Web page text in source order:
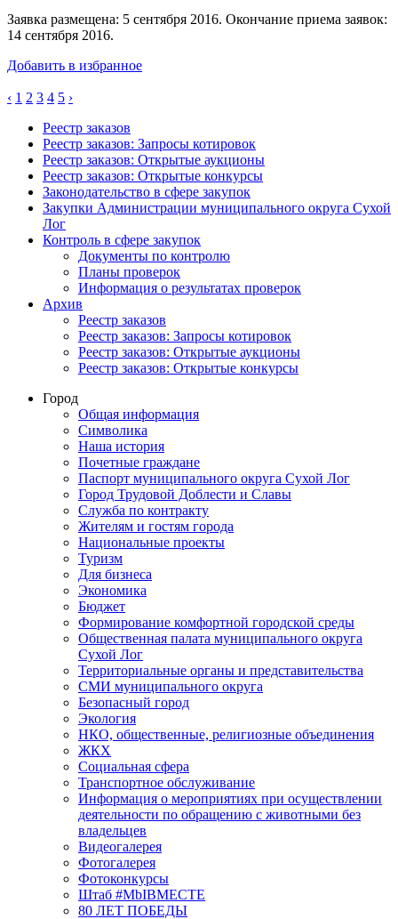
Заявка размещена: 5 сентября 2016. Окончание приема заявок:
14 сентября 2016.
Добавить в избранное
‹ 1 2 3 4 5 ›
Реестр заказов
Реестр заказов: Запросы котировок
Реестр заказов: Открытые аукционы
Реестр заказов: Открытые конкурсы
Законодательство в сфере закупок
Закупки Администрации муниципального округа Сухой
Лог
Контроль в сфере закупок
Документы по контролю
Планы проверок
Информация о результатах проверок
Архив
Реестр заказов
Реестр заказов: Запросы котировок
Реестр заказов: Открытые аукционы
Реестр заказов: Открытые конкурсы
Город
Общая информация
Символика
Наша история
Почетные граждане
Паспорт муниципального округа Сухой Лог
Город Трудовой Доблести и Славы
Служба по контракту
Жителям и гостям города
Национальные проекты
Туризм
Для бизнеса
Экономика
Бюджет
Формирование комфортной городской среды
Общественная палата муниципального округа
Сухой Лог
Территориальные органы и представительства
СМИ муниципального округа
Безопасный город
Экология
НКО, общественные, религиозные объединения
ЖКХ
Социальная сфера
Транспортное обслуживание
Информация о мероприятиях при осуществлении
деятельности по обращению с животными без
владельцев
Видеогалерея
Фотогалерея
Фотоконкурсы
Штаб #MbIBMECTE
80 ЛЕТ ПОБЕДЫ